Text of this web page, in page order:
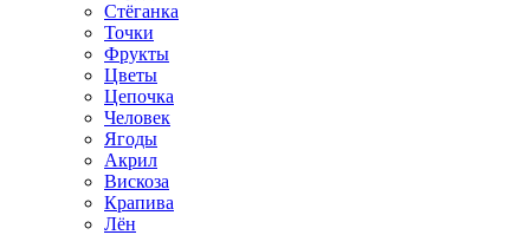
Стёганка
Точки
Фрукты
Цветы
Цепочка
Человек
Ягоды
Акрил
Вискоза
Крапива
Лён